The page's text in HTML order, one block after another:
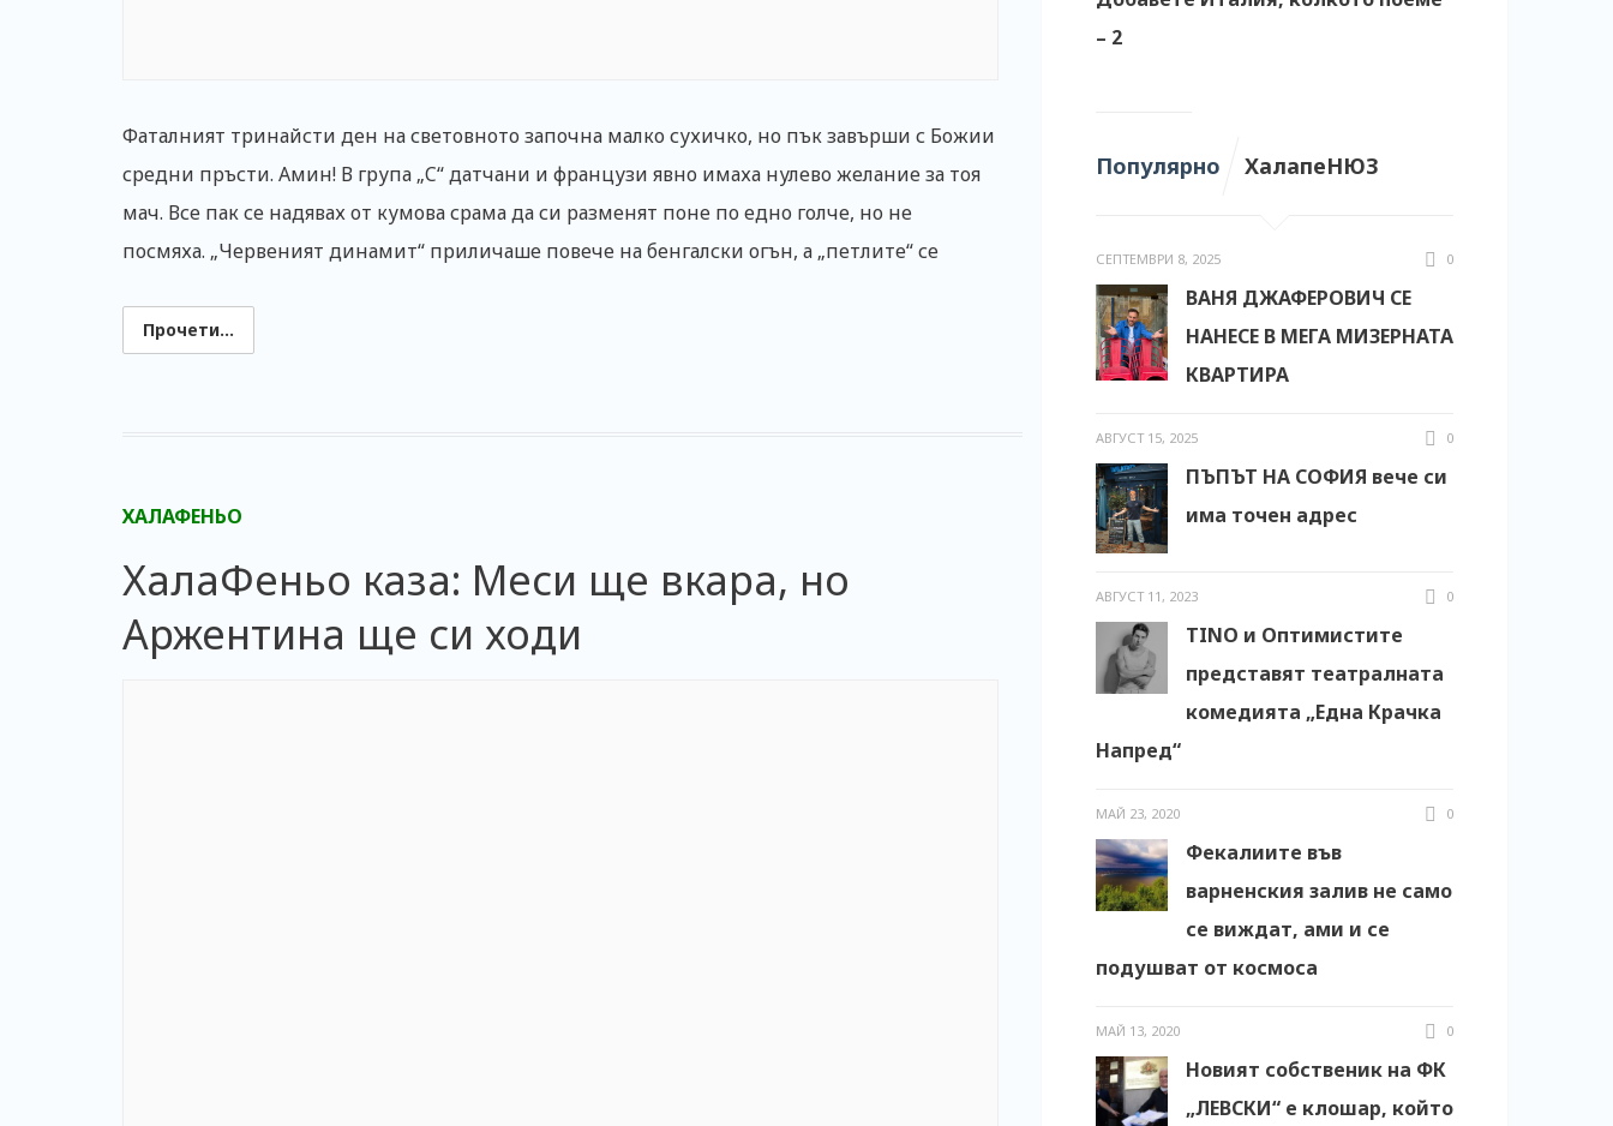
Фаталният тринайсти ден на световното започна малко сухичко, но пък завърши с Божии
средни пръсти. Амин! В група „C“ датчани и французи явно имаха нулево желание за тоя
мач. Все пак се надявах от кумова срама да си разменят поне по едно голче, но не
посмяха. „Червеният динамит“ приличаше повече на бенгалски огън, а „петлите“ се
Прочети...
ХАЛАФЕНЬО
ХалаФеньо каза: Меси ще вкара, но
Аржентина ще си ходи
– 2
Популярно ХалапеНЮЗ
СЕПТЕМВРИ 8, 2025 0
ВАНЯ ДЖАФЕРОВИЧ СЕ
НАНЕСЕ В МЕГА МИЗЕРНАТА
КВАРТИРА
АВГУСТ 15, 2025 0
ПЪПЪТ НА СОФИЯ вече си
има точен адрес
АВГУСТ 11, 2023 0
TINO и Оптимистите
представят театралната
комедията „Една Крачка
Напред“
МАЙ 23, 2020 0
Фекалиите във
варненския залив не само
се виждат, ами и се
подушват от космоса
МАЙ 13, 2020 0
Новият собственик на ФК
„ЛЕВСКИ“ е клошар, който